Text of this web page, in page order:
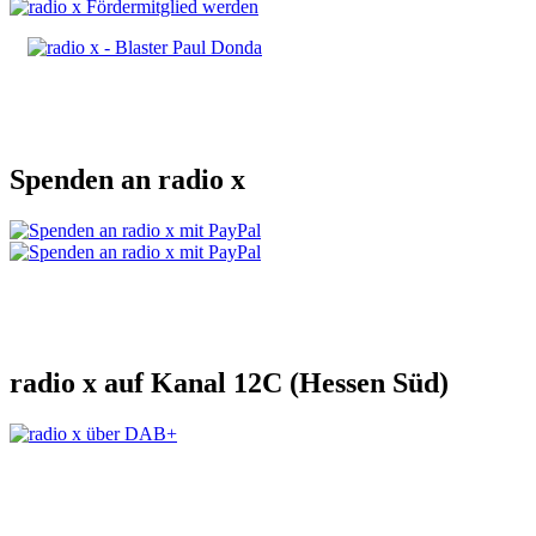
Spenden an radio x
radio x auf Kanal 12C (Hessen Süd)